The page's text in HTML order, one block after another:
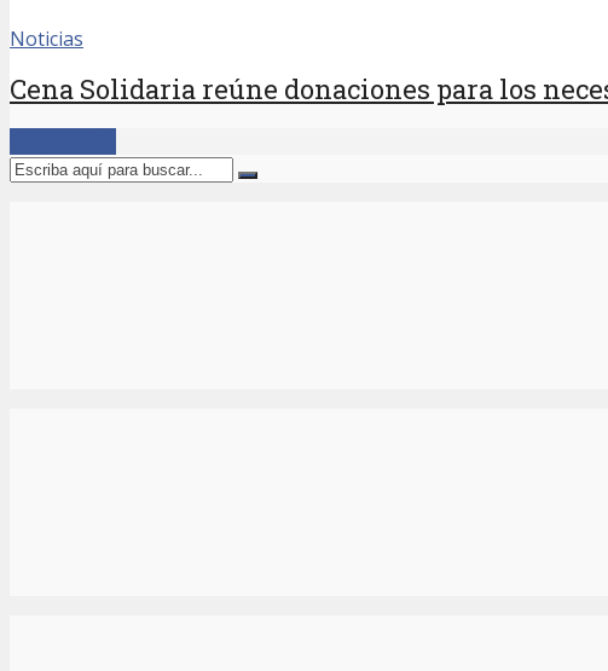
Noticias
Cena Solidaria reúne donaciones para los